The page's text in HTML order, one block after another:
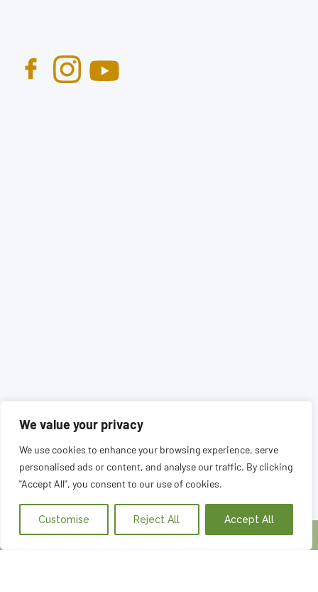
We value your privacy
We use cookies to enhance your browsing experience, serve
personalised ads or content, and analyse our traffic. By clicking
"Accept All", you consent to our use of cookies.
Customise Reject All Accept All
Volem concertar una cita